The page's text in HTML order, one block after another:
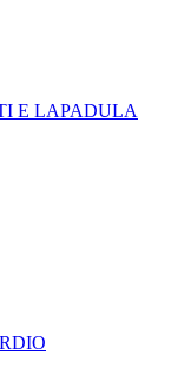
E LAPADULA